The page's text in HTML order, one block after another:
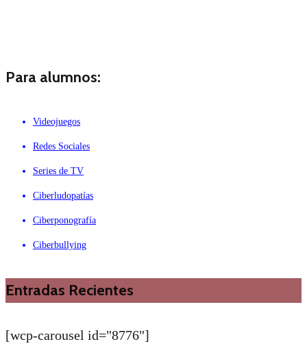
Para alumnos:
Videojuegos
Redes Sociales
Series de TV
Ciberludopatías
Ciberponografía
Ciberbullying
Entradas Recientes
[wcp-carousel id="8776"]